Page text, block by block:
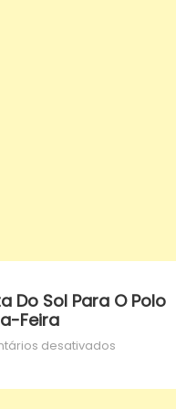
Do Sol Para O Polo
Feira
desativadosem
leva